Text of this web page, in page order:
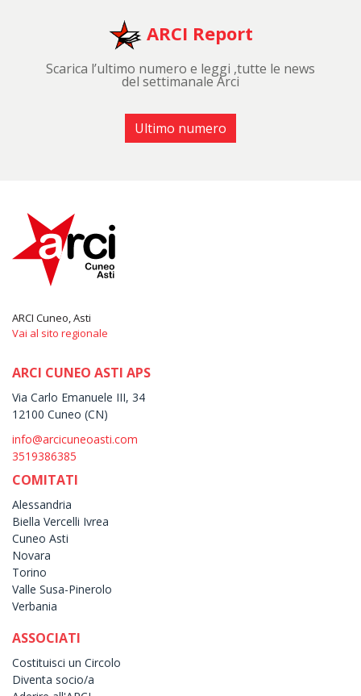
ARCI Report
Scarica l’ultimo numero e leggi ,tutte le news
del settimanale Arci
Ultimo numero
ARCI Cuneo, Asti
Vai al sito regionale
ARCI CUNEO ASTI APS
Via Carlo Emanuele III, 34
12100 Cuneo (CN)
info@arcicuneoasti.com
3519386385
COMITATI
Alessandria
Biella Vercelli Ivrea
Cuneo Asti
Novara
Torino
Valle Susa-Pinerolo
Verbania
ASSOCIATI
Costituisci un Circolo
Diventa socio/a